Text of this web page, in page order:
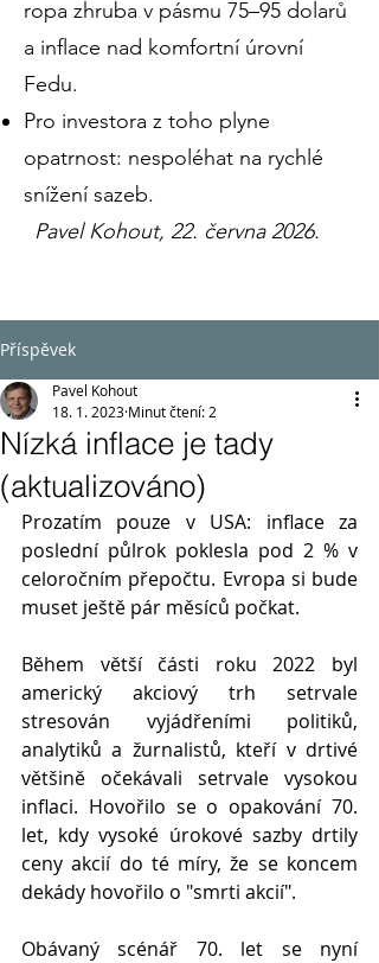
ropa zhruba v pásmu 75–95 dolarů
a inflace nad komfortní úrovní
Fedu.
Pro investora z toho plyne
opatrnost: nespoléhat na rychlé
snížení sazeb.
Pavel Kohout, 22. června 2026.
Příspěvek
Nízká inflace je tady
(aktualizováno)
Pavel Kohout
18. 1. 2023 Minut čtení: 2
Prozatím pouze v USA: inflace za
poslední půlrok poklesla pod 2 % v
celoročním přepočtu. Evropa si bude
muset ještě pár měsíců počkat.
Během větší části roku 2022 byl
americký akciový trh setrvale
stresován vyjádřeními politiků,
analytiků a žurnalistů, kteří v drtivé
většině očekávali setrvale vysokou
inflaci. Hovořilo se o opakování 70.
let, kdy vysoké úrokové sazby drtily
ceny akcií do té míry, že se koncem
dekády hovořilo o "smrti akcií".
Obávaný scénář 70. let se nyní